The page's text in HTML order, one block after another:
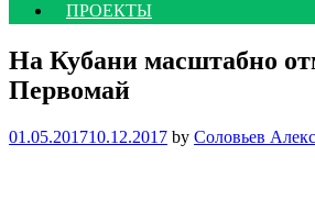
ПРОЕКТЫ
На Кубани масштабно
Первомай
01.05.201710.12.2017 by Соловьев